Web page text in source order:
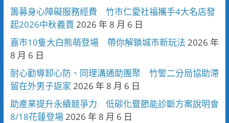
籌募身心障礙服務經費 竹市仁愛社福攜手4大名店發
起2026中秋義賣 2026 年 8 月 6 日
嘉市10隻大白熊萌登場 帶你解鎖城市新玩法 2026 年
8 月 6 日
耐心勸導卸心防、同理溝通助團聚 竹警二分局協助滯
留在外男子返家 2026 年 8 月 6 日
助產業提升永續競爭力 低碳化暨節能診斷方案說明會
8/18花蓮登場2026 年 8 月 6 日